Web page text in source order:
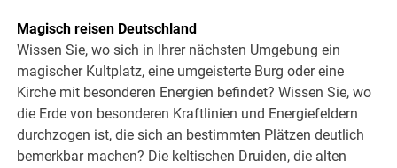
Magisch reisen Deutschland
Wissen Sie, wo sich in Ihrer nächsten Umgebung ein
magischer Kultplatz, eine umgeisterte Burg oder eine
Kirche mit besonderen Energien befindet? Wissen Sie, wo
die Erde von besonderen Kraftlinien und Energiefeldern
durchzogen ist, die sich an bestimmten Plätzen deutlich
bemerkbar machen? Die keltischen Druiden, die alten